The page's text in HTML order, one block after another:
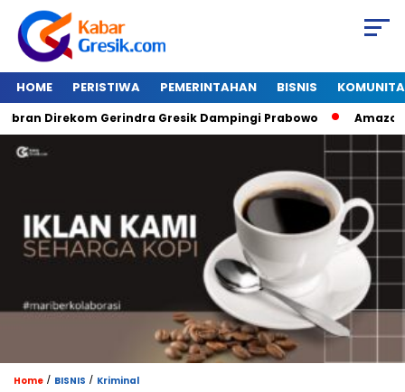
HOME PERISTIWA PEMERINTAHAN BISNIS
Direkom Gerindra Gresik Dampingi Prabowo Amazon
Home / BISNIS / Kriminal